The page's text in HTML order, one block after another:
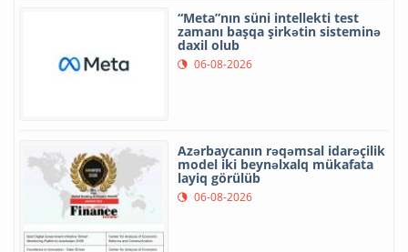
“Meta”nın süni intellekti test
zamanı başqa şirkətin sisteminə
daxil olub
06-08-2026
Azərbaycanın rəqəmsal idarəçilik
model iki beynəlxalq mükafata
layiq görülüb
06-08-2026